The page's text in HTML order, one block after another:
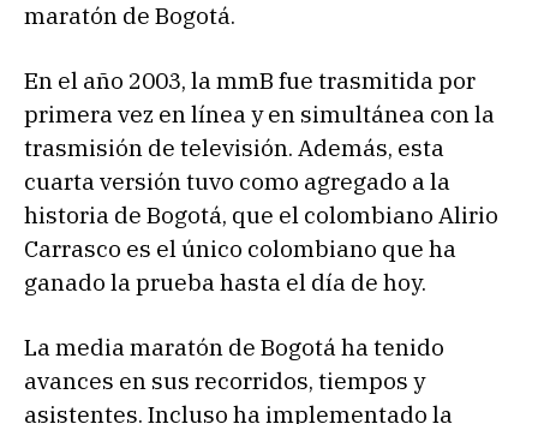
maratón de Bogotá.
En el año 2003, la mmB fue trasmitida por
primera vez en línea y en simultánea con la
trasmisión de televisión. Además, esta
cuarta versión tuvo como agregado a la
historia de Bogotá, que el colombiano Alirio
Carrasco es el único colombiano que ha
ganado la prueba hasta el día de hoy.
La media maratón de Bogotá ha tenido
avances en sus recorridos, tiempos y
asistentes. Incluso ha implementado la